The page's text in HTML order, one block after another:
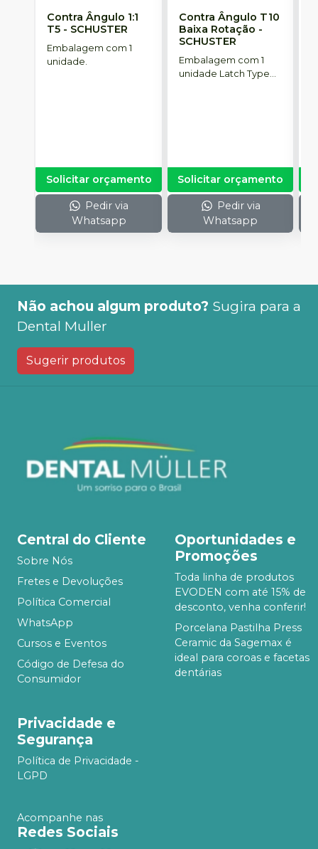
Contra Ângulo 1:1
T5 - SCHUSTER
Embalagem com 1
unidade.
Solicitar orçamento
Pedir via
Whatsapp
Contra Ângulo T10
Baixa Rotação -
SCHUSTER
Embalagem com 1
unidade Latch Type
Solicitar orçamento
Pedir via
Whatsapp
Não achou algum produto? Sugira para a
Dental Muller
Sugerir produtos
Central do Cliente
Sobre Nós
Fretes e Devoluções
Política Comercial
WhatsApp
Cursos e Eventos
Código de Defesa do
Consumidor
Oportunidades e
Promoções
Toda linha de produtos
EVODEN com até 15% de
desconto, venha conferir!
Porcelana Pastilha Press
Ceramic da Sagemax é
ideal para coroas e facetas
dentárias
Privacidade e
Segurança
Política de Privacidade -
LGPD
Acompanhe nas
Redes Sociais